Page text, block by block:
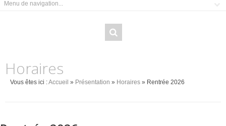
Horaires
Vous êtes ici :Accueil » Présentation » Horaires » Rentrée 2026